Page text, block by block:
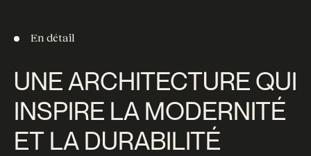
En détail
UNE ARCHITECTURE QUI
INSPIRE LA MODERNITÉ
ET LA DURABILITÉ